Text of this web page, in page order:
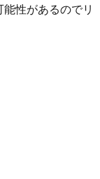
性があるのでリ